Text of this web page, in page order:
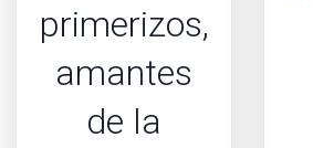
primerizos,
amantes
de la